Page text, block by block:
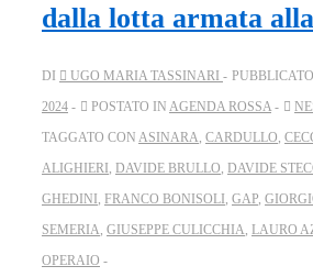
dalla lotta armata
DI UGO MARIA TASSINARI
2024
POSTATO IN AGENDA ROSSA
TAGGATO CON ASINARA, CARDULLO,
ALIGHIERI , DAVIDE BRULLO, DAVIDE
GHEDINI , FRANCO BONISOLI , GAP,
SEMERIA, GIUSEPPE CULICCHIA, LAURO
OPERAIO